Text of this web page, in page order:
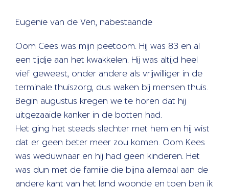
Eugenie van de Ven, nabestaande
Oom Cees was mijn peetoom. Hij was 83 en al
een tijdje aan het kwakkelen. Hij was altijd heel
vief geweest, onder andere als vrijwilliger in de
terminale thuiszorg, dus waken bij mensen thuis.
Begin augustus kregen we te horen dat hij
uitgezaaide kanker in de botten had.
Het ging het steeds slechter met hem en hij wist
dat er geen beter meer zou komen. Oom Kees
was weduwnaar en hij had geen kinderen. Het
was dun met de familie die bijna allemaal aan de
andere kant van het land woonde en toen ben ik